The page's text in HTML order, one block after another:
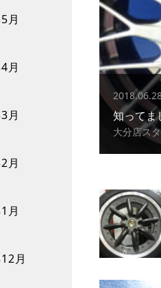
月
月
月
月
月
月
知ってま
大分店ス